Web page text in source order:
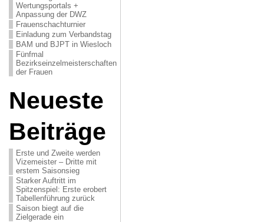
Wertungsportals +
Anpassung der DWZ
Frauenschachturnier
Einladung zum Verbandstag
BAM und BJPT in Wiesloch
Fünfmal
Bezirkseinzelmeisterschaften
der Frauen
Neueste
Beiträge
Erste und Zweite werden
Vizemeister – Dritte mit
erstem Saisonsieg
Starker Auftritt im
Spitzenspiel: Erste erobert
Tabellenführung zurück
Saison biegt auf die
Zielgerade ein